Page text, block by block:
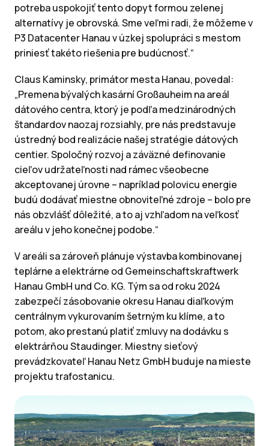
potreba uspokojiť tento dopyt formou zelenej
alternatívy je obrovská. Sme veľmi radi, že môžeme v
P3 Datacenter Hanau v úzkej spolupráci s mestom
priniesť takéto riešenia pre budúcnosť.“
Claus Kaminsky, primátor mesta Hanau, povedal:
„Premena bývalých kasární Großauheim na areál
dátového centra, ktorý je podľa medzinárodných
štandardov naozaj rozsiahly, pre nás predstavuje
ústredný bod realizácie našej stratégie dátových
centier. Spoločný rozvoj a záväzné definovanie
cieľov udržateľnosti nad rámec všeobecne
akceptovanej úrovne – napríklad polovicu energie
budú dodávať miestne obnoviteľné zdroje – bolo pre
nás obzvlášť dôležité, a to aj vzhľadom na veľkosť
areálu v jeho konečnej podobe.“
V areáli sa zároveň plánuje výstavba kombinovanej
teplárne a elektrárne od Gemeinschaftskraftwerk
Hanau GmbH und Co. KG. Tým sa od roku 2024
zabezpečí zásobovanie okresu Hanau diaľkovým
centrálnym vykurovaním šetrným ku klíme, a to
potom, ako prestanú platiť zmluvy na dodávku s
elektrárňou Staudinger. Miestny sieťový
prevádzkovateľ Hanau Netz GmbH buduje na mieste
projektu trafostanicu.